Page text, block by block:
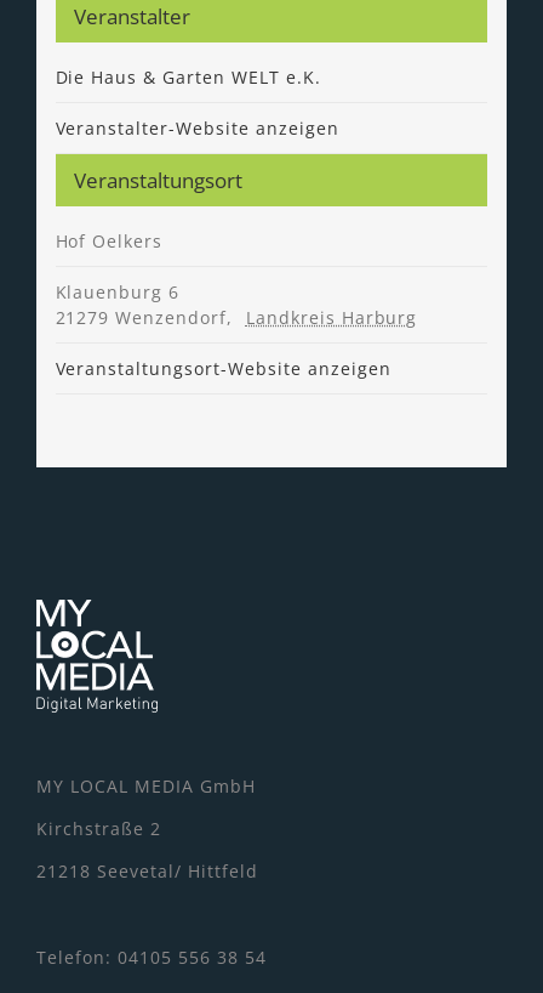
Veranstaltungsort
Hof Oelkers
Klauenburg 6
21279 Wenzendorf, Landkreis Harburg
Veranstaltungsort-Website anzeigen
Veranstalter
Die Haus & Garten WELT e.K.
Veranstalter-Website anzeigen
MY LOCAL MEDIA GmbH
Kirchstraße 2
21218 Seevetal/ Hittfeld
Telefon: 04105 556 38 54